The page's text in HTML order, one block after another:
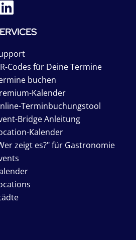
Codes für Deine Termine
buchen
Kalender
Terminbuchungstool
Bridge Anleitung
Kalender
zeigt es?" für Gastronomie